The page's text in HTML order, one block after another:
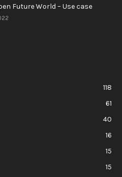
Future World – Use case
118
61
40
16
15
15